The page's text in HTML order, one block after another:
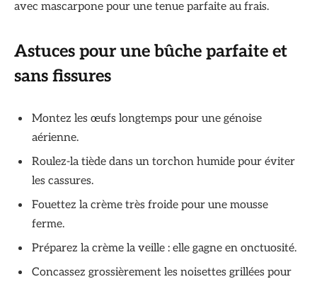
avec mascarpone pour une tenue parfaite au frais.
Astuces pour une bûche parfaite et
sans fissures
Montez les œufs longtemps pour une génoise
aérienne.
Roulez-la tiède dans un torchon humide pour éviter
les cassures.
Fouettez la crème très froide pour une mousse
ferme.
Préparez la crème la veille : elle gagne en onctuosité.
Concassez grossièrement les noisettes grillées pour